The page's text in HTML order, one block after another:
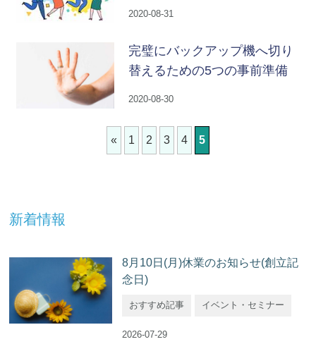
2020-08-31
完璧にバックアップ機へ切り
替えるための5つの事前準備
2020-08-30
« 1 2 3 4 5
新着情報
8月10日(月)休業のお知らせ(創立記
念日)
おすすめ記事 イベント・セミナー
2026-07-29